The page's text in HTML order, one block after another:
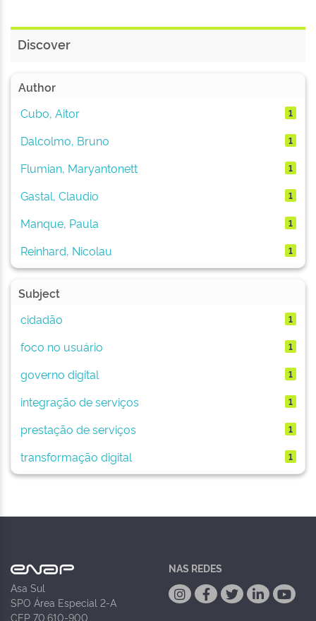
Discover
Author
Cubo, Aitor
1
Dalcolmo, Bruno 1
Flumian, Maryantonett 1
Gastal, Claudio 1
Manque, Paula 1
Reinhard, Nicolau 1
Subject
cidadão
1
foco no usuário 1
governo digital 1
integração de serviços 1
prestação de serviços 1
transformação digital 1
Asa Sul
SPO Área Especial 2-A
CEP 70.610-900
NAS REDES